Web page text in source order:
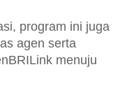
program ini juga
agen serta
menuju